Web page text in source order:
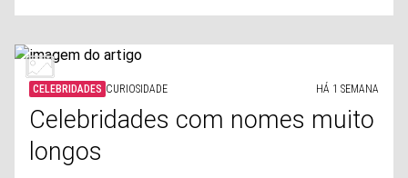
CELEBRIDADES CURIOSIDADE HÁ 1 SEMANA
Celebridades com nomes muito
longos